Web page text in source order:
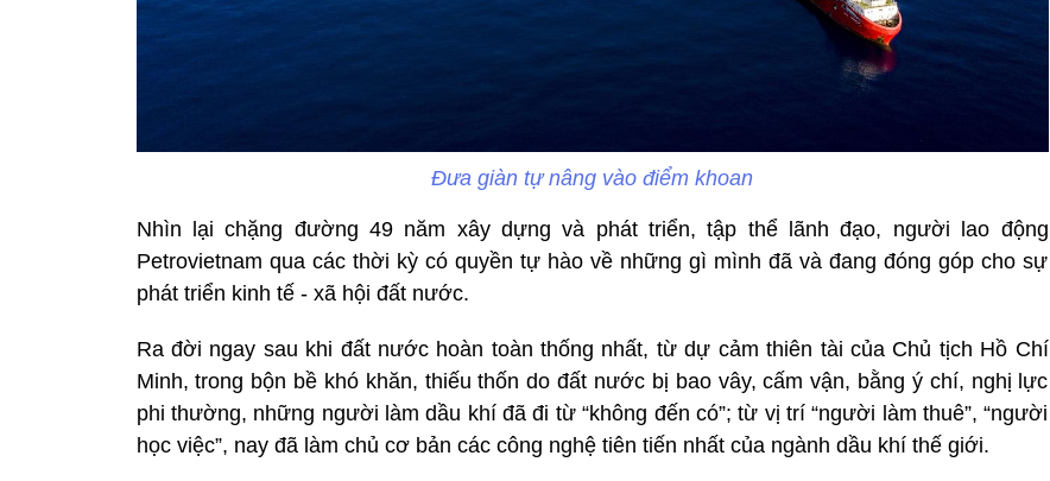
Đưa giàn tự nâng vào điểm khoan
Nhìn lại chặng đường 49 năm xây dựng và phát triển, tập thể lãnh đạo, người lao động
Petrovietnam qua các thời kỳ có quyền tự hào về những gì mình đã và đang đóng góp cho sự
phát triển kinh tế - xã hội đất nước.
Ra đời ngay sau khi đất nước hoàn toàn thống nhất, từ dự cảm thiên tài của Chủ tịch Hồ Chí
Minh, trong bộn bề khó khăn, thiếu thốn do đất nước bị bao vây, cấm vận, bằng ý chí, nghị lực
phi thường, những người làm dầu khí đã đi từ “không đến có”; từ vị trí “người làm thuê”, “người
học việc”, nay đã làm chủ cơ bản các công nghệ tiên tiến nhất của ngành dầu khí thế giới.